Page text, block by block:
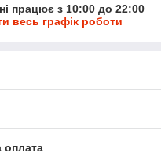
працює з 10:00 до 22:00
весь графік роботи
оплата